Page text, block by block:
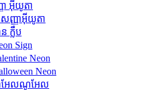
ា អ៊ីយូតា
ញ្ញាអ៊ីយូតា
ក្លឹប
Sign
Neon
Neon
ែលណូអែល